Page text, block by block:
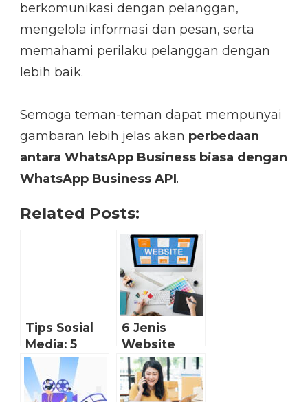
berkomunikasi dengan pelanggan,
mengelola informasi dan pesan, serta
memahami perilaku pelanggan dengan
lebih baik.
Semoga teman-teman dapat mempunyai
gambaran lebih jelas akan perbedaan
antara WhatsApp Business biasa dengan
WhatsApp Business API.
Related Posts:
Tips Sosial
Media: 5
Cara Posting
Foto di
Instagram
6 Jenis
Website
Berdasarkan
Fungsinya